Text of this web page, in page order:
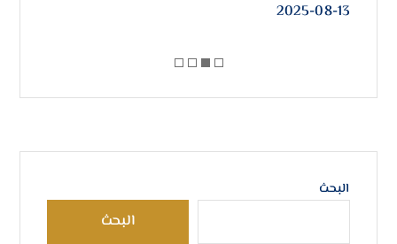
2025-08-13
البحث
البحث